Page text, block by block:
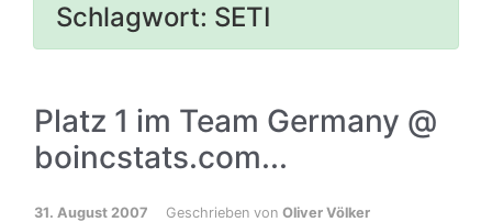
Schlagwort: SETI
Platz 1 im Team Germany @
boincstats.com...
31. August 2007 Geschrieben von Oliver Völker